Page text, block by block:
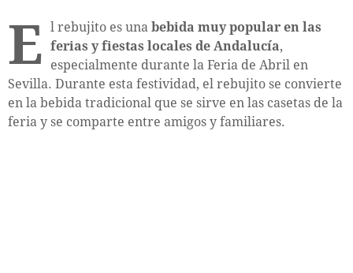
E l rebujito es una bebida muy popular en las
ferias y fiestas locales de Andalucía,
especialmente durante la Feria de Abril en
Sevilla. Durante esta festividad, el rebujito se convierte
en la bebida tradicional que se sirve en las casetas de la
feria y se comparte entre amigos y familiares.